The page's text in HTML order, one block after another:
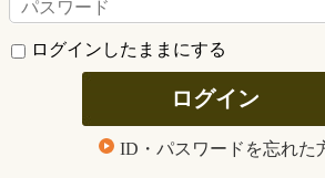
ログインしたままにする
ID・パスワードを忘れた